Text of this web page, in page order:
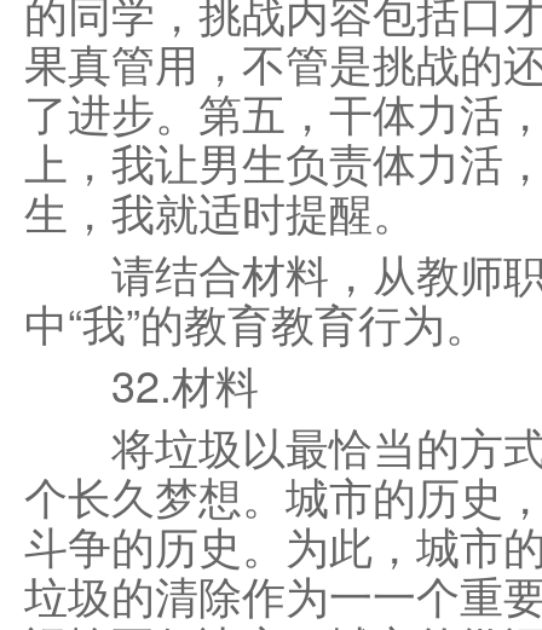
的同学，挑战内容包括口
果真管用，不管是挑战的
了进步。第五，干体力活
上，我让男生负责体力活
生，我就适时提醒。
请结合材料，从教师职
中“我”的教育教育行为。
32.材料
将垃圾以最恰当的方式
个长久梦想。城市的历史
斗争的历史。为此，城市
垃圾的清除作为一一个重